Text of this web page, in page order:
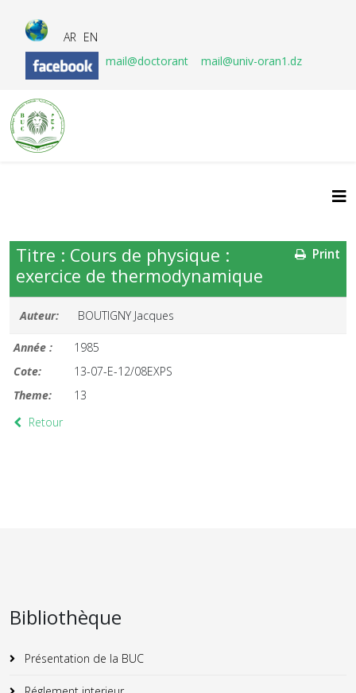
AR EN
mail@doctorant
mail@univ-oran1.dz
Print
Titre : Cours de physique :
exercice de thermodynamique
Auteur: BOUTIGNY Jacques
Année :
1985
Cote:
13-07-E-12/08EXPS
Theme:
13
Retour
Bibliothèque
Présentation de la BUC